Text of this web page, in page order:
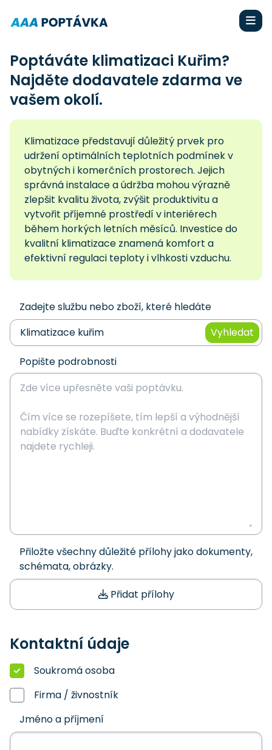
Poptáváte klimatizaci Kuřim?
Najděte dodavatele zdarma ve
vašem okolí.
Klimatizace představují důležitý prvek pro
udržení optimálních teplotních podmínek v
obytných i komerčních prostorech. Jejich
správná instalace a údržba mohou výrazně
zlepšit kvalitu života, zvýšit produktivitu a
vytvořit příjemné prostředí v interiérech
během horkých letních měsíců. Investice do
kvalitní klimatizace znamená komfort a
efektivní regulaci teploty i vlhkosti vzduchu.
Zadejte službu nebo zboží, které hledáte
Vyhledat
Popište podrobnosti
Přiložte všechny důležité přílohy jako dokumenty,
schémata, obrázky.
Přidat přílohy
Kontaktní údaje
Soukromá osoba
Firma / živnostník
Jméno a příjmení